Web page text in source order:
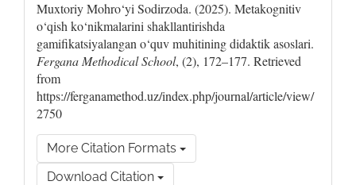
Muxtoriy Mohro‘yi Sodirzoda. (2025). Metakognitiv
o‘qish ko‘nikmalarini shakllantirishda
gamifikatsiyalangan o‘quv muhitining didaktik asoslari.
Fergana Methodical School, (2), 172–177. Retrieved
from
https://ferganamethod.uz/index.php/journal/article/view/
2750
More Citation Formats
Download Citation